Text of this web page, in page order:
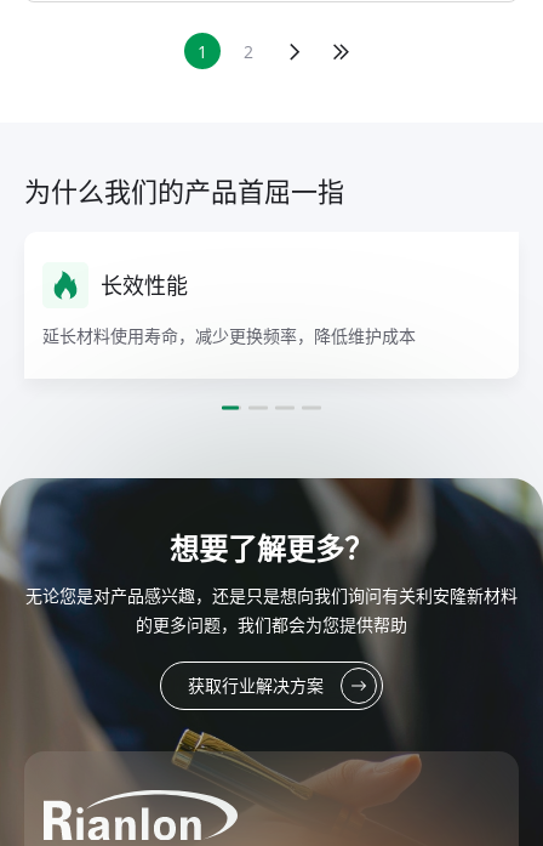
1 2
为什么我们的产品首屈一指
效性能
用寿命，减少更换频率，降低维护成本
想要了解更多？
无论您是对产品感兴趣，还是只是想向我们询问有关利安隆新材料
的更多问题，我们都会为您提供帮助
获取行业解决方案